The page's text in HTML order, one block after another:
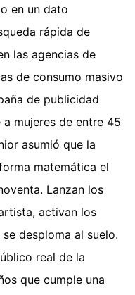
en un dato
rápida de
las agencias de
de consumo masivo
de publicidad
mujeres de entre 45
asumió que la
matemática el
Lanzan los
activan los
desploma al suelo.
real de la
que cumple una